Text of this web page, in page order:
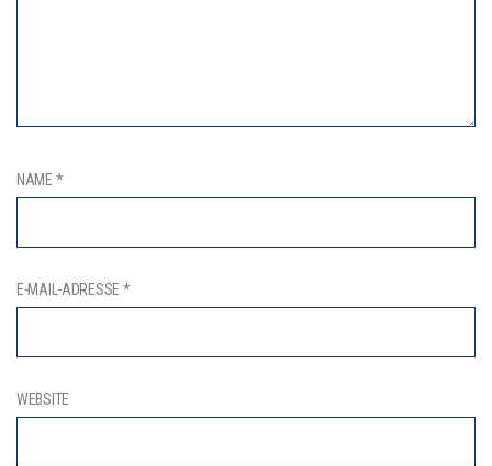
NAME *
E-MAIL-ADRESSE *
WEBSITE